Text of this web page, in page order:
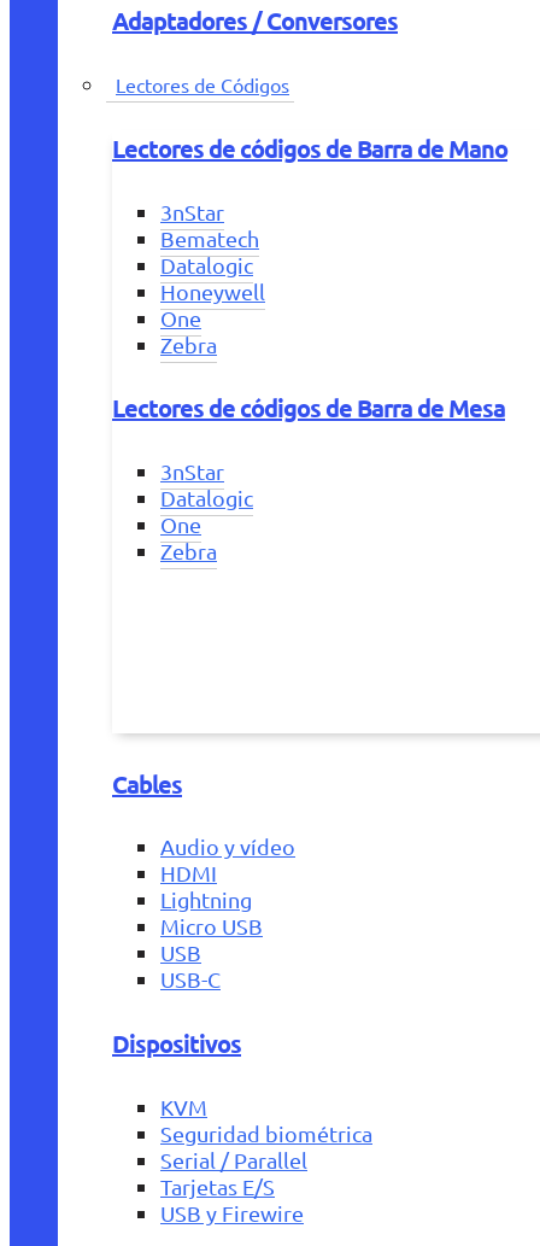
Adaptadores / Conversores
Lectores de Códigos
Lectores de códigos de Barra de Mano
3nStar
Bematech
Datalogic
Honeywell
One
Zebra
Lectores de códigos de Barra de Mesa
3nStar
Datalogic
One
Zebra
Cables
Audio y vídeo
HDMI
Lightning
Micro USB
USB
USB-C
Dispositivos
KVM
Seguridad biométrica
Serial / Parallel
Tarjetas E/S
USB y Firewire